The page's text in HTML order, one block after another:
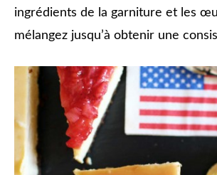
ingrédients de la garniture et les
mélangez jusqu’à obtenir une